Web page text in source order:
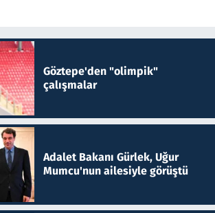
Göztepe'den "olimpik"
çalışmalar
Adalet Bakanı Gürlek, Uğur
Mumcu'nun ailesiyle görüştü